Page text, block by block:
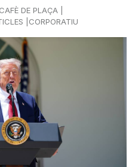
DE PLAÇA
CORPORATIU